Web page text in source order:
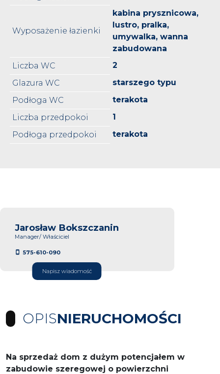
Wyposażenie łazienki
kabina prysznicowa,
lustro, pralka,
umywalka, wanna
zabudowana
Liczba WC
2
Glazura WC
starszego typu
Podłoga WC
terakota
Liczba przedpokoi
1
Podłoga przedpokoi
terakota
Jarosław Bokszczanin
Manager/ Właściciel
575-610-090
Napisz wiadomość
OPISNIERUCHOMOŚCI
Na sprzedaż dom z dużym potencjałem w
zabudowie szeregowej o powierzchni